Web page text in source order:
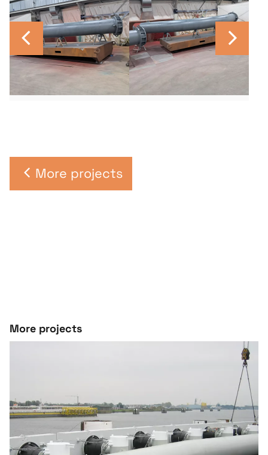
More projects
More projects